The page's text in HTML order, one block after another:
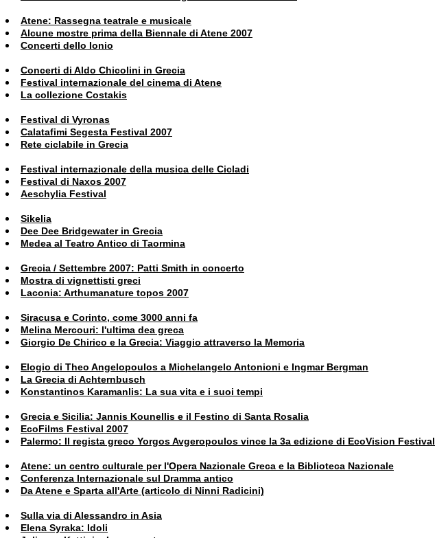
Atene: Rassegna teatrale e musicale
Alcune mostre prima della Biennale di Atene 2007
Concerti dello Ionio
Concerti di Aldo Chicolini in Grecia
Festival internazionale del cinema di Atene
La collezione Costakis
Festival di Vyronas
Calatafimi Segesta Festival 2007
Rete ciclabile in Grecia
Festival internazionale della musica delle Cicladi
Festival di Naxos 2007
Aeschylia Festival
Sikelia
Dee Dee Bridgewater in Grecia
Medea al Teatro Antico di Taormina
Grecia / Settembre 2007: Patti Smith in concerto
Mostra di vignettisti greci
Laconia: Arthumanature topos 2007
Siracusa e Corinto, come 3000 anni fa
Melina Mercouri: l'ultima dea greca
Giorgio De Chirico e la Grecia: Viaggio attraverso la Memoria
Elogio di Theo Angelopoulos a Michelangelo Antonioni e Ingmar Bergman
La Grecia di Achternbusch
Konstantinos Karamanlis: La sua vita e i suoi tempi
Grecia e Sicilia: Jannis Kounellis e il Festino di Santa Rosalia
EcoFilms Festival 2007
Palermo: Il regista greco Yorgos Avgeropoulos vince la 3a edizione di EcoVision Festival
Atene: un centro culturale per l'Opera Nazionale Greca e la Biblioteca Nazionale
Conferenza Internazionale sul Dramma antico
Da Atene e Sparta all'Arte (articolo di Ninni Radicini)
Sulla via di Alessandro in Asia
Elena Syraka: Idoli